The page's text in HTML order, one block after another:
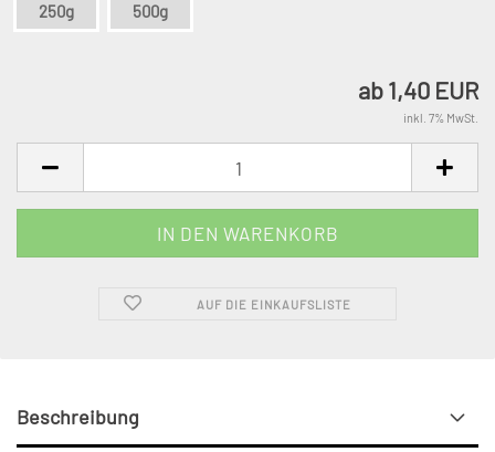
250g
500g
ab 1,40 EUR
inkl. 7% MwSt.
AUF DIE EINKAUFSLISTE
Beschreibung